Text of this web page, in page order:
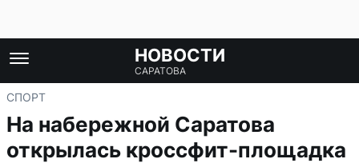
НОВОСТИ
САРАТОВА
СПОРТ
На набережной Саратова
открылась кроссфит-площадка